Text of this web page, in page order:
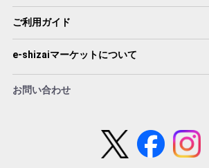
ご利用ガイド
e-shizaiマーケットについて
お問い合わせ